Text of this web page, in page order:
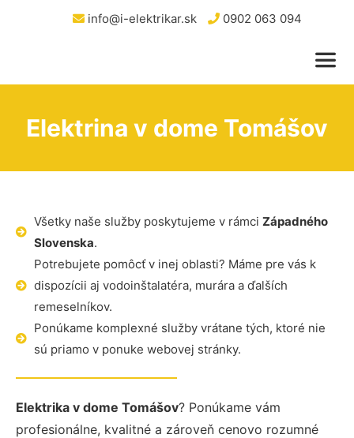
info@i-elektrikar.sk 0902 063 094
Elektrina v dome Tomášov
Všetky naše služby poskytujeme v rámci Západného
Slovenska.
Potrebujete pomôcť v inej oblasti? Máme pre vás k
dispozícii aj vodoinštalatéra, murára a ďalších
remeselníkov.
Ponúkame komplexné služby vrátane tých, ktoré nie
sú priamo v ponuke webovej stránky.
Elektrika v dome Tomášov? Ponúkame vám
profesionálne, kvalitné a zároveň cenovo rozumné